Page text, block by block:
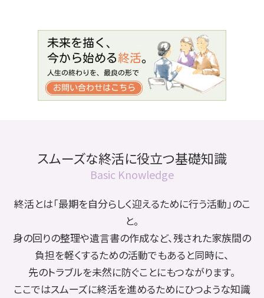
スムーズな終活に役立つ基礎知識
Basic Knowledge
終活とは「最期を自分らしく迎えるために行う活動」のこ
と。
身の回りの整理や遺言書の作成など、残された家族間の
負担を軽くするための活動でもあると同時に、
先のトラブルを未然に防ぐことにもつながります。
ここではスムーズに終活を進めるためにひつような知識